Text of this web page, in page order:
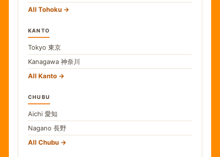
All Tohoku
KANTO
Tokyo 東京
Kanagawa 神奈川
All Kanto
CHUBU
Aichi 愛知
Nagano 長野
All Chubu